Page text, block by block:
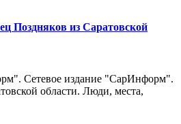
Поздняков из Саратовской
Сетевое издание "СарИнформ".
области. Люди, места,